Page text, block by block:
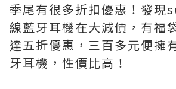
季尾有很多折扣優惠！發
線藍牙耳機在大減價，有福
達五折優惠，三百多元便擁
牙耳機，性價比高！